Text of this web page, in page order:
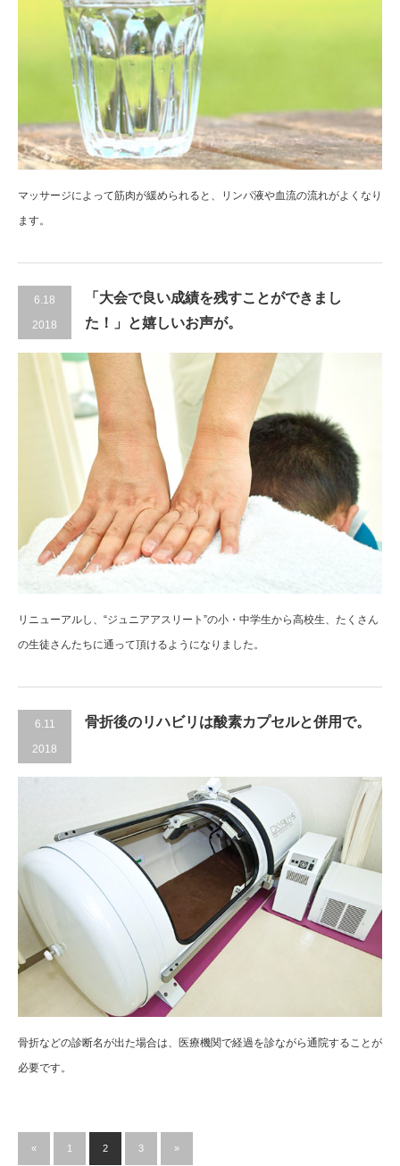
マッサージによって筋肉が緩められると、リンパ液や血流の流れがよくなり
ます。
6.18
2018
「大会で良い成績を残すことができまし
た！」と嬉しいお声が。
リニューアルし、“ジュニアアスリート”の小・中学生から高校生、たくさん
の生徒さんたちに通って頂けるようになりました。
6.11
2018
骨折後のリハビリは酸素カプセルと併用で。
骨折などの診断名が出た場合は、医療機関で経過を診ながら通院することが
必要です。
« 1 2 3 »